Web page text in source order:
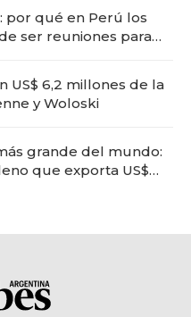
por qué en Perú los
ser reuniones para
US$ 6,2 millones de la
y Woloski
grande del mundo:
que exporta US$